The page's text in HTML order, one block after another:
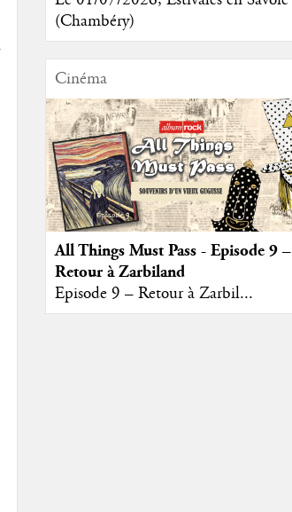
(Chambéry)
Cinéma
All Things Must Pass - Episode 9 –
Retour à Zarbiland
Episode 9 – Retour à Zarbil...